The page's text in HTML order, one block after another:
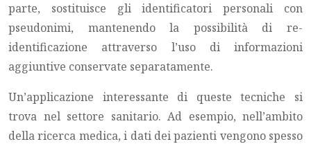
parte, sostituisce gli identificatori personali con
pseudonimi, mantenendo la possibilità di re-
identificazione attraverso l’uso di informazioni
aggiuntive conservate separatamente.
Un’applicazione interessante di queste tecniche si
trova nel settore sanitario. Ad esempio, nell’ambito
della ricerca medica, i dati dei pazienti vengono spesso